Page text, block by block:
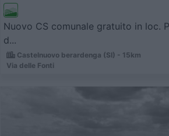
Nuovo CS comunale gratuito in loc.
d...
Castelnuovo berardenga (SI) - 15km
Via delle Fonti